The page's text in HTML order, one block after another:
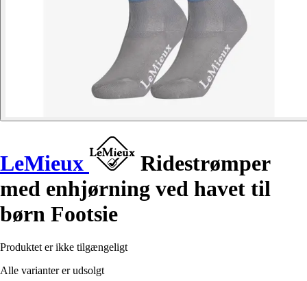
LeMieux
Ridestrømper
med enhjørning ved havet til
børn Footsie
Produktet er ikke tilgængeligt
Alle varianter er udsolgt